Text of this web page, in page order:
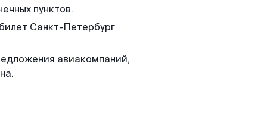
пунктов.
Санкт-Петербург
авиакомпаний,